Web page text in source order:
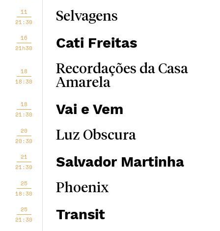
11
21:30
Selvagens
16
21h30
Cati Freitas
18
18:30
Recordações da Casa
Amarela
18
21:30
Vai e Vem
20
20:30
Luz Obscura
21
21:30
Salvador Martinha
25
18:30
Phoenix
25
21:30
Transit